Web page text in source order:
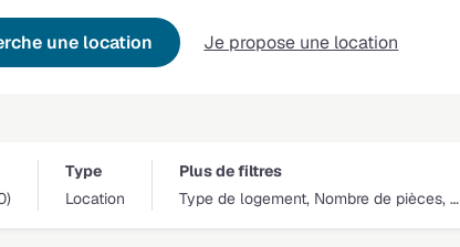
une location Je propose une location
Type
Location
Plus de filtres
Type de logement, Nombre de pièces, …